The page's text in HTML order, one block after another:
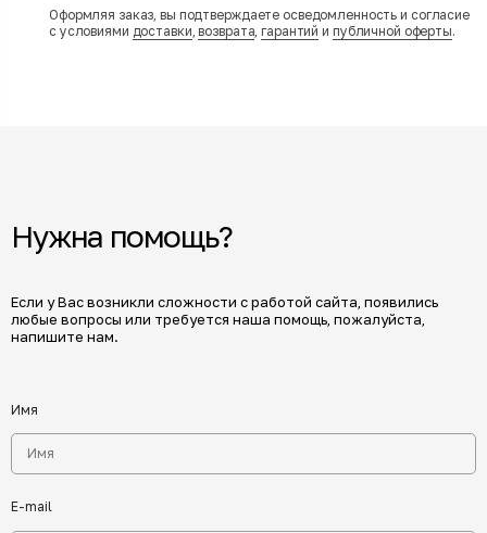
Оформляя заказ, вы подтверждаете осведомленность и согласие
с условиями доставки ,возврата ,гарантий и публичной оферты.
Нужна помощь?
Если у Вас возникли сложности с работой сайта, появились
любые вопросы или требуется наша помощь, пожалуйста,
напишите нам.
Имя
E-mail